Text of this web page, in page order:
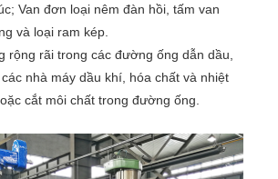
Van đơn loại nêm đàn hồi, tấm van
và loại ram kép.
rộng rãi trong các đường ống dẫn dầu,
nhà máy dầu khí, hóa chất và nhiệt
cắt môi chất trong đường ống.